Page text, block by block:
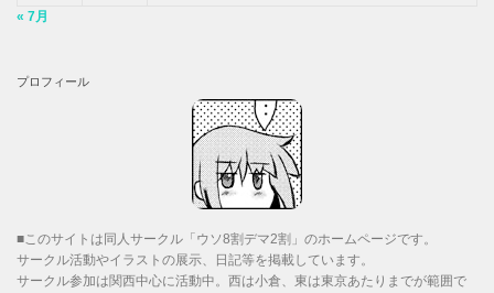
« 7月
プロフィール
■このサイトは同人サークル「ウソ8割デマ2割」のホームページです。
サークル活動やイラストの展示、日記等を掲載しています。
サークル参加は関西中心に活動中。西は小倉、東は東京あたりまでが範囲で